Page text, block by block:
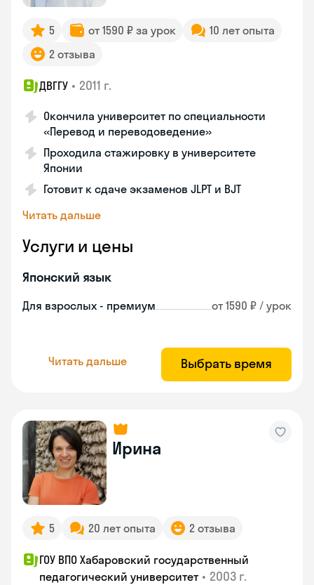
5 от 1590 ₽ за урок
10 лет опыта
2 отзыва
ДВГГУ • 2011 г.
Окончила университет по специальности
«Перевод и переводоведение»
Проходила стажировку в университете
Японии
Готовит к сдаче экзаменов JLPT и BJT
Читать дальше
Услуги и цены
Японский язык
Для взрослых - премиум от 1590 ₽ / урок
Читать дальше Выбрать время
Ирина
5 20 лет опыта 2 отзыва
ГОУ ВПО Хабаровский государственный
педагогический университет • 2003 г.